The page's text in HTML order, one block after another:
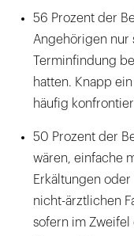
56 Prozent der
Angehörigen nur
Terminfindung
hatten. Knapp
häufig
50 Prozent der
wären, einfache
Erkältungen
nicht-ärztlichen
sofern im Zweifel